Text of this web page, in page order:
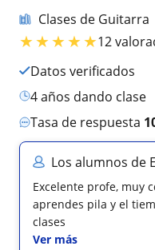
Clases de Guitarra
★★★★★12
Datos verificados
4 años dando clase
Tasa de respuesta
Los alumnos de
Excelente profe, muy
aprendes pila y el
clases
Ver más